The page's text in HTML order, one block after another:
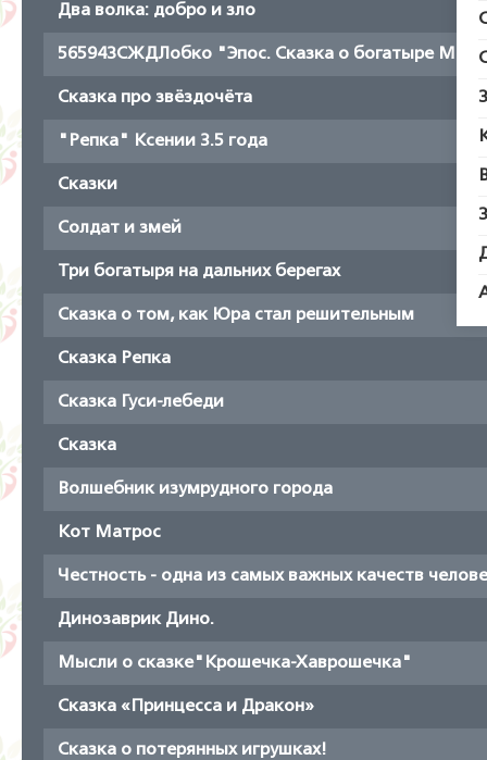
Два волка: добро и зло
56594ЗСЖДЛобко "Эпос. Сказка о богатыре
Сказка про звёздочёта
"Репка" Ксении 3.5 года
Сказки
Солдат и змей
Три богатыря на дальних берегах
Сказка о том, как Юра стал решительным
Сказка Репка
Сказка Гуси-лебеди
Сказка
Волшебник изумрудного города
Кот Матрос
Честность - одна из самых важных качеств
Динозаврик Дино.
Мысли о сказке"Крошечка-Хаврошечка"
Сказка «Принцесса и Дракон»
Сказка о потерянных игрушках!